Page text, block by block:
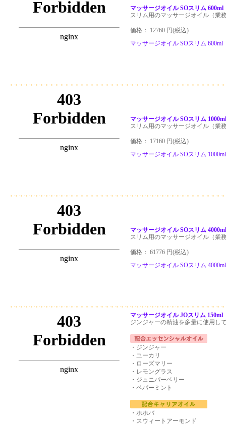
マッサージオイル SOスリム 600ml
スリム用のマッサージオイル（業
価格： 12760 円(税込)
マッサージオイル SOスリム 600ml
マッサージオイル SOスリム
スリム用のマッサージオイル（業
価格： 17160 円(税込)
マッサージオイル SOスリム
マッサージオイル SOスリム
スリム用のマッサージオイル（業
価格： 61776 円(税込)
マッサージオイル SOスリム
マッサージオイル JOスリム 150ml
ジンジャーの精油を多量に使用し
・ジンジャー
・ユーカリ
・ローズマリー
・レモングラス
・ジュニパーベリー
・ペパーミント
・ホホバ
・スウィートアーモンド